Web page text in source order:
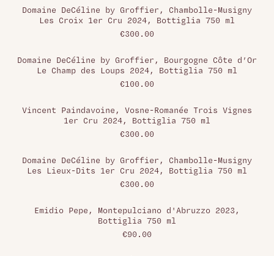
Domaine DeCéline by Groffier, Chambolle-Musigny
Les Croix 1er Cru 2024, Bottiglia 750 ml
€300.00
Domaine DeCéline by Groffier, Bourgogne Côte d’Or
Le Champ des Loups 2024, Bottiglia 750 ml
€100.00
Vincent Paindavoine, Vosne-Romanée Trois Vignes
1er Cru 2024, Bottiglia 750 ml
€300.00
Domaine DeCéline by Groffier, Chambolle-Musigny
Les Lieux-Dits 1er Cru 2024, Bottiglia 750 ml
€300.00
Emidio Pepe, Montepulciano d'Abruzzo 2023,
Bottiglia 750 ml
€90.00